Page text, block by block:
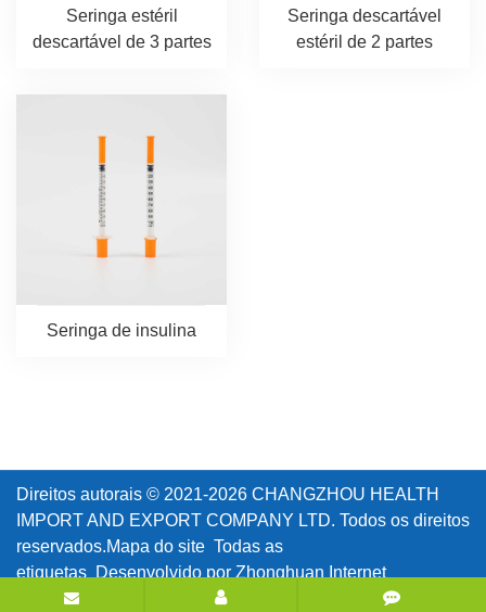
Seringa estéril
descartável de 3 partes
Seringa descartável
estéril de 2 partes
Seringa de insulina
Direitos autorais © 2021-2026 CHANGZHOU HEALTH
IMPORT AND EXPORT COMPANY LTD. Todos os direitos
reservados.Mapa do site Todas as
etiquetas Desenvolvido por Zhonghuan Internet